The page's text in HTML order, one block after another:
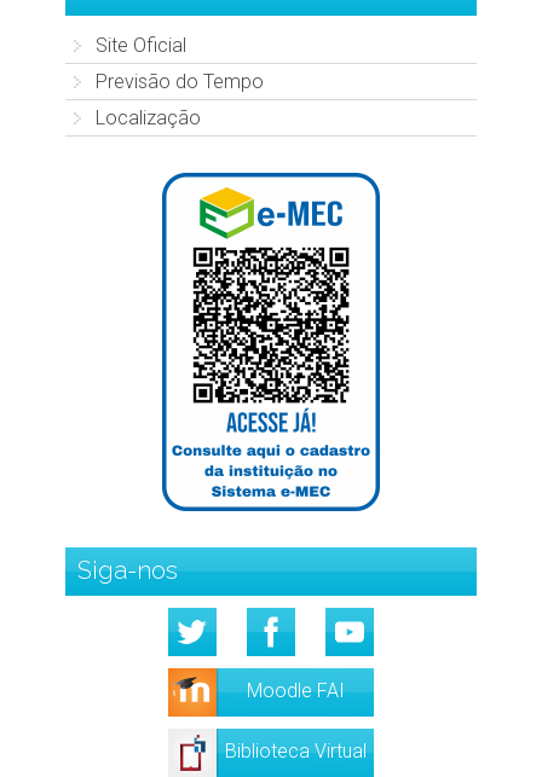
Site Oficial
Previsão do Tempo
Localização
Siga-nos
Moodle FAI
Biblioteca Virtual